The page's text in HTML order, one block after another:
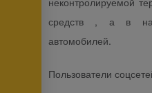
средств , а в
автомобилей.
Пользователи